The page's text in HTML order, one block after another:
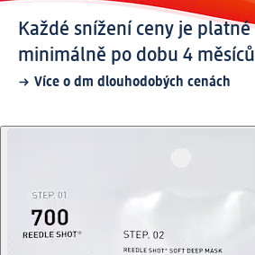
Každé snížení ceny je platné
minimálně po dobu 4 měsíců
Více o dm dlouhodobých cenách